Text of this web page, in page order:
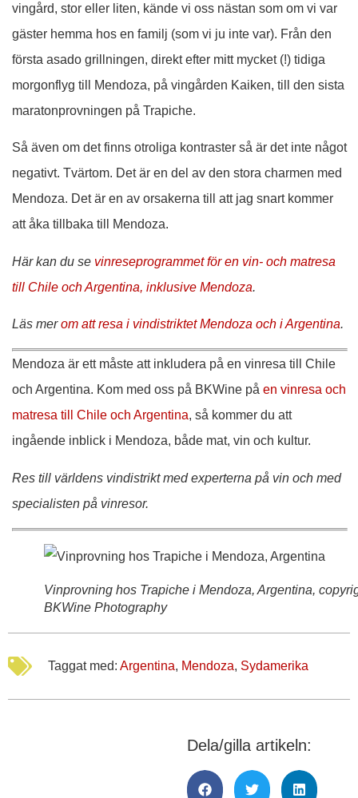
vingård, stor eller liten, kände vi oss nästan som om vi var
gäster hemma hos en familj (som vi ju inte var). Från den
första asado grillningen, direkt efter mitt mycket (!) tidiga
morgonflyg till Mendoza, på vingården Kaiken, till den sista
maratonprovningen på Trapiche.
Så även om det finns otroliga kontraster så är det inte något
negativt. Tvärtom. Det är en del av den stora charmen med
Mendoza. Det är en av orsakerna till att jag snart kommer
att åka tillbaka till Mendoza.
Här kan du se vinreseprogrammet för en vin- och matresa
till Chile och Argentina, inklusive Mendoza.
Läs merom att resa i vindistriktet Mendoza och i Argentina.
Mendoza är ett måste att inkludera på en vinresa till Chile
och Argentina. Kom med oss på BKWine på en vinresa och
matresa till Chile och Argentina, så kommer du att
ingående inblick i Mendoza, både mat, vin och kultur.
Res till världens vindistrikt med experterna på vin och med
specialisten på vinresor.
Vinprovning hos Trapiche i Mendoza, Argentina,
BKWine Photography
Taggat med: Argentina, Mendoza, Sydamerika
Dela/gilla artikeln: